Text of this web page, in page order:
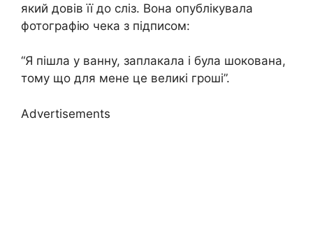
який довів її до сліз. Вона опублікувала
фотографію чека з підписом:
“Я пішла у ванну, заплакала і була шокована,
тому що для мене це великі гроші”.
Advertisements